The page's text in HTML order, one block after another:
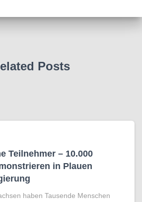
Posts
Teilnehmer – 10.000
in Plauen
haben Tausende Menschen